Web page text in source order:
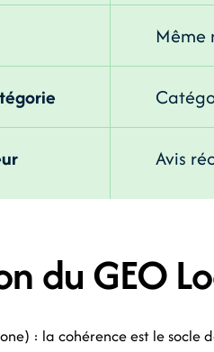
Même
Avis
du GEO
: la cohérence est le socle